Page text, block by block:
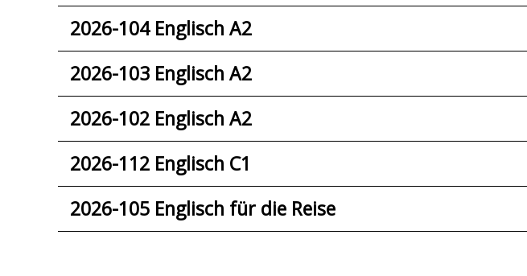
2026-104 Englisch A2
2026-103 Englisch A2
2026-102 Englisch A2
2026-112 Englisch C1
2026-105 Englisch für die Reise